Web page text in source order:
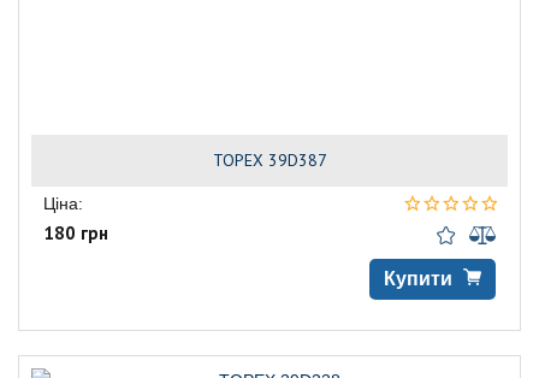
TOPEX 39D387
Ціна:
180 грн
Купити